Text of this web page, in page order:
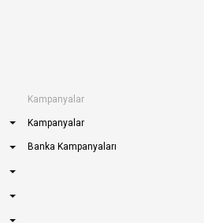
Kampanyalar
Kampanyalar
Banka Kampanyaları